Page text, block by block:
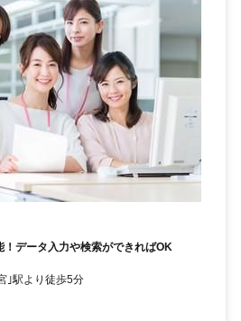
データ入力や検索ができればOK
｣駅より徒歩5分